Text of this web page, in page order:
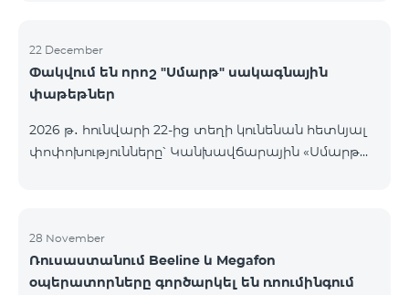
22 December
Փակվում են որոշ "Սմարթ" սակագնային
փաթեթներ
2026 թ․ հունվարի 22-ից տեղի կունենան հետևյալ
փոփոխությունները՝ Կանխավճարային «Սմարթ
սակագնային փաթեթին, որի շրջանակներում
կստանան անսահմանափակ ինտերնետ, 2000
րոպե դեպի ՀՀ բոլոր ցանցեր, ԱՄՆ, Կանադա, ՌԴ
28 November
Ռուսաստանում Beeline և Megafon
օպերատորները գործարկել են ռոումինգում